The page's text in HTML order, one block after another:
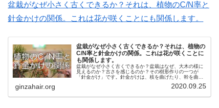
盆栽がなぜ小さく古くできるか？それは、植物のC/N率と
針金かけの関係。これは花が咲くことにも関係します。
盆栽がなぜ小さく古くできるか？それは、植物の
C/N率と針金かけの関係。これは花が咲くことに
も関係します。
盆栽がなぜ小さく古くできるか？盆栽はなぜ、大木の様に
見えるのか？古さを感じるのか？その樹形作りの一つが
「針金がけ」です。針金がけは、枝を曲げたり、幹を曲げ
ginzahair.org 2020.09.25